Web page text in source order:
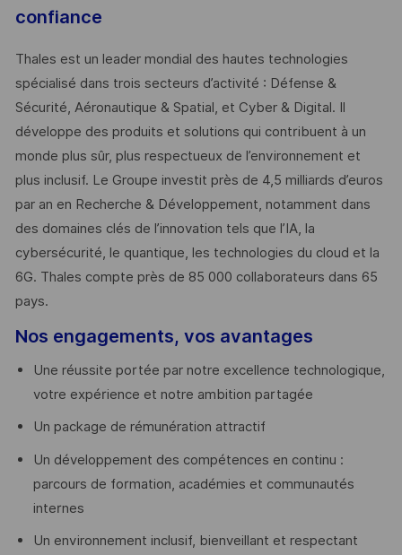
confiance
Thales est un leader mondial des hautes technologies
spécialisé dans trois secteurs d’activité : Défense &
Sécurité, Aéronautique & Spatial, et Cyber & Digital. Il
développe des produits et solutions qui contribuent à un
monde plus sûr, plus respectueux de l’environnement et
plus inclusif. Le Groupe investit près de 4,5 milliards d’euros
par an en Recherche & Développement, notamment dans
des domaines clés de l’innovation tels que l’IA, la
cybersécurité, le quantique, les technologies du cloud et la
6G. Thales compte près de 85 000 collaborateurs dans 65
pays. ​
Nos engagements, vos avantages
Une réussite portée par notre excellence technologique,
votre expérience et notre ambition partagée
Un package de rémunération attractif
Un développement des compétences en continu :
parcours de formation, académies et communautés
internes
Un environnement inclusif, bienveillant et respectant